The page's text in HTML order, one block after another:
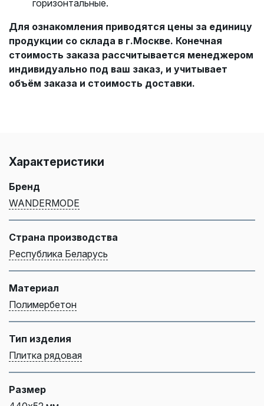
горизонтальные.
Для ознакомления приводятся цены за единицу
продукции со склада в г.Москве. Конечная
стоимость заказа рассчитывается менеджером
индивидуально под ваш заказ, и учитывает
объём заказа и стоимость доставки.
Характеристики
Бренд
WANDERMODE
Страна производства
Республика Беларусь
Материал
Полимербетон
Тип изделия
Плитка рядовая
Размер